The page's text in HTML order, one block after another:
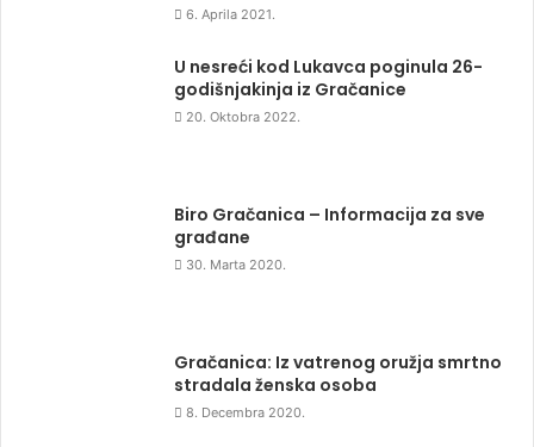
6. Aprila 2021.
U nesreći kod Lukavca poginula 26-
godišnjakinja iz Gračanice
20. Oktobra 2022.
Biro Gračanica – Informacija za sve
građane
30. Marta 2020.
Gračanica: Iz vatrenog oružja smrtno
stradala ženska osoba
8. Decembra 2020.